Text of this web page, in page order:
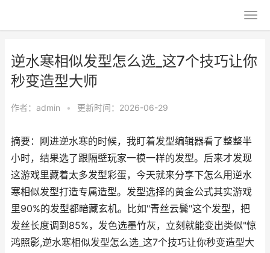
逆水寒相似发型怎么选_这7个技巧让你
秒变造型大师
作者： admin • 更新时间：2026-06-29
摘要：刚进逆水寒的时候，我盯着发型编辑器看了整整半
小时，结果选了跟隔壁玩家一模一样的发型。后来才发现
这游戏里藏着太多发型彩蛋，今天就来分享下怎么用逆水
寒相似发型打造专属造型。发型选择的黄金公式其实游戏
里90%的发型都暗藏玄机。比如"青丝云鬓"这个发型，把
发丝长度调到85%，发色选墨竹灰，立刻就能变出类似"惊
鸿照影,逆水寒相似发型怎么选_这7个技巧让你秒变造型大